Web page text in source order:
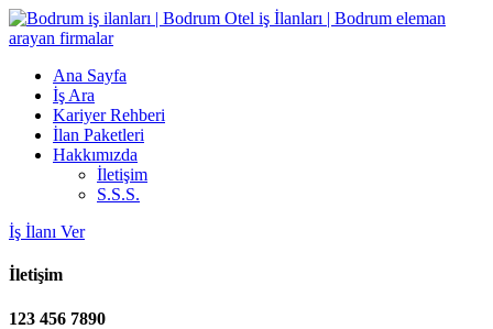
Ana Sayfa
İş Ara
Kariyer Rehberi
İlan Paketleri
Hakkımızda
İletişim
S.S.S.
İş İlanı Ver
İletişim
123 456 7890